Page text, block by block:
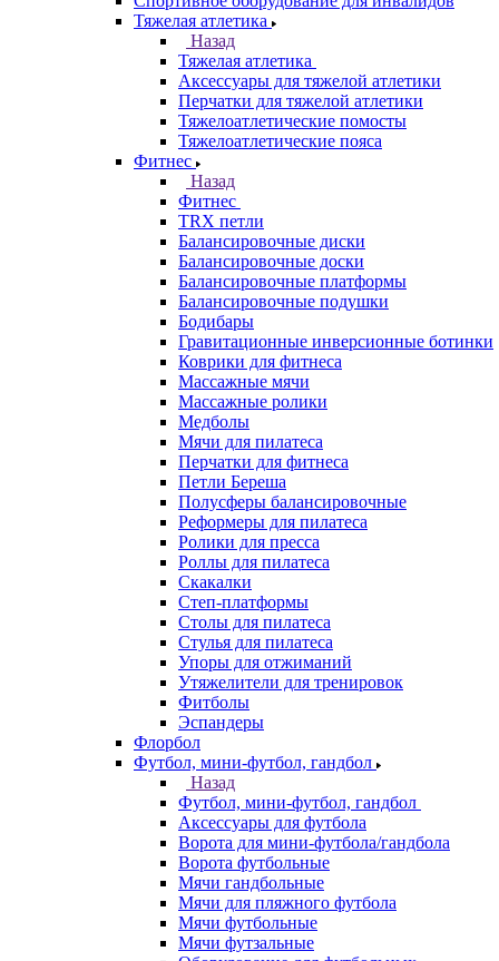
Тяжелая атлетика
Назад
Тяжелая атлетика
Аксессуары для тяжелой атлетики
Перчатки для тяжелой атлетики
Тяжелоатлетические помосты
Тяжелоатлетические пояса
Фитнес
Назад
Фитнес
TRX петли
Балансировочные диски
Балансировочные доски
Балансировочные платформы
Балансировочные подушки
Бодибары
Гравитационные инверсионные ботинки
Коврики для фитнеса
Массажные мячи
Массажные ролики
Медболы
Мячи для пилатеса
Перчатки для фитнеса
Петли Береша
Полусферы балансировочные
Реформеры для пилатеса
Ролики для пресса
Роллы для пилатеса
Скакалки
Степ-платформы
Столы для пилатеса
Стулья для пилатеса
Упоры для отжиманий
Утяжелители для тренировок
Фитболы
Эспандеры
Флорбол
Футбол, мини-футбол, гандбол
Назад
Футбол, мини-футбол, гандбол
Аксессуары для футбола
Ворота для мини-футбола/гандбола
Ворота футбольные
Мячи гандбольные
Мячи для пляжного футбола
Мячи футбольные
Мячи футзальные